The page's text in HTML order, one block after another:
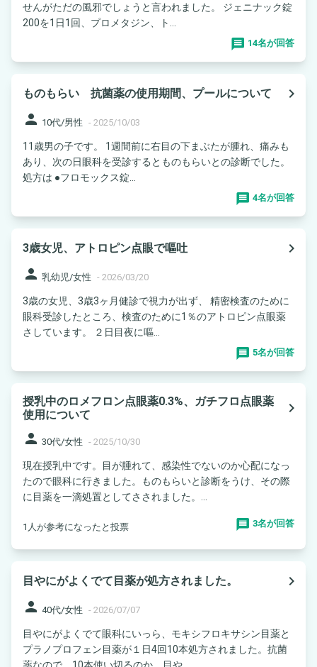
せんがただの風邪でしょうと言われました。 ジェニナック錠
200を1日1回、プロメタジン、ト...
14名が回答
ものもらい 抗菌薬の使用期間、プールについて
navigate_next
person 10代/男性 - 2025/10/03
11歳男の子です。 1週間前に右目の下まぶたが腫れ、痛みも
あり、次の日眼科を受診するとものもらいとの診断でした。
処方は ●フロモックス錠...
4名が回答
3歳女児、アトロピン点眼で嘔吐
navigate_next
person 乳幼児/女性 - 2026/03/20
3歳の女児、3歳3ヶ月健診で視力が出ず、 精密検査のために
眼科受診したところ、検査のために1％のアトロピン点眼薬
さしています。 ２日目夜に嘔...
5名が回答
授乳中のロメフロン点眼薬0.3%、ガチフロ点眼薬
使用について
navigate_next
person 30代/女性 - 2025/10/30
現在授乳中です。目が腫れて、感染性でないのか心配になっ
たので眼科に行きました。ものもらいと診断をうけ、その際
に目薬を一滴処置としてさされました。...
1人が参考になったと投票 3名が回答
目やにがよくでて目薬が処方されました。
navigate_next
person 40代/女性 - 2026/07/07
目やにがよくでて眼科にいっら、モキシフロキサシン目薬と
プラノプロフェン目薬が１日4回10本処方されました。抗菌